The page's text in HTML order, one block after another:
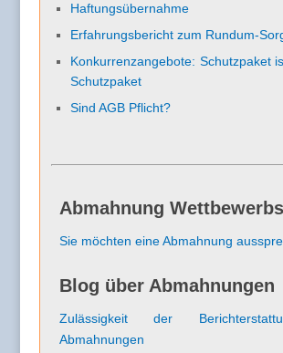
Haftungsübernahme
Erfahrungsbericht zum Rundum-
Konkurrenzangebote: Schutzpaket
Schutzpaket
Sind AGB Pflicht?
Abmahnung
Sie möchten eine Abmahnung
Blog über Abmahnungen
Zulässigkeit der
Abmahnungen